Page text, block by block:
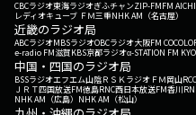
CBCラジオ東海ラジオぎふチャンZIP-FMFM AICHI
レディオキューブ ＦＭ三重NHK AM（名古屋）
近畿のラジオ局
ABCラジオMBSラジオOBCラジオ大阪FM COCOLO
e-radio FM滋賀KBS京都ラジオα-STATION FM
中国・四国のラジオ局
BSSラジオエフエム山陰ＲＳＫラジオ ＦＭ岡山
ＪＲＴ四国放送FM徳島RNC西日本放送FM香川
NHK AM（広島） NHK AM（松山）